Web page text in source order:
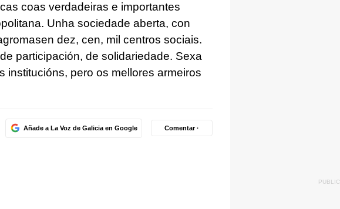
coas verdadeiras e importantes
Unha sociedade aberta, con
dez, cen, mil centros sociais.
participación, de solidariedade. Sexa
institucións, pero os mellores armeiros
Añade a La Voz de Galicia en Google Comentar ·